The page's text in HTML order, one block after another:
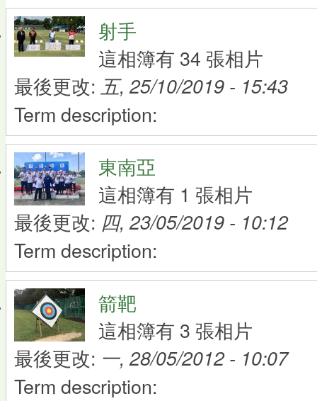
射手
這相簿有 34 張相片
最後更改: 五, 25/10/2019 - 15:43
Term description:
東南亞
這相簿有 1 張相片
最後更改: 四, 23/05/2019 - 10:12
Term description:
箭靶
這相簿有 3 張相片
最後更改: 一, 28/05/2012 - 10:07
Term description: